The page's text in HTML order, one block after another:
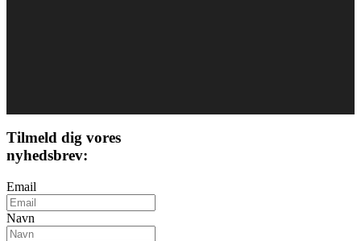
Tilmeld dig vores
nyhedsbrev:
Email
Navn